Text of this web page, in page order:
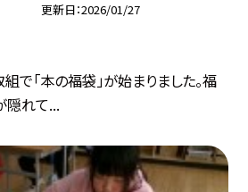
更新日 2026/01/27
で「本の福袋」が始まりました。福
隠れて...